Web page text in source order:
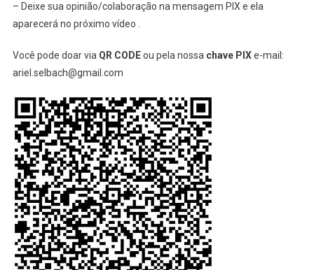
– Deixe sua opinião/colaboração na mensagem PIX e ela
aparecerá no próximo vídeo .
Você pode doar via QR CODEou pela nossa chave PIXe-mail:
ariel.selbach@gmail.com